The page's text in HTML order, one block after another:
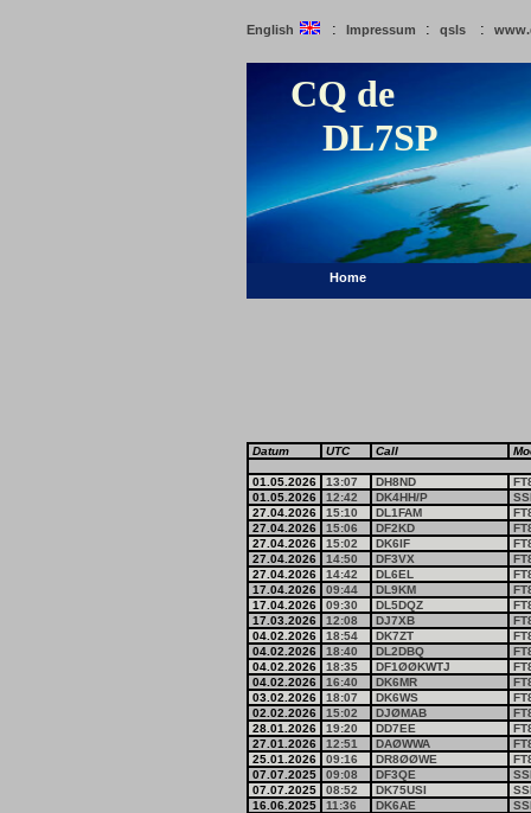
English : Impressum : qsls :
CQ de
DL7SP
Home
Datum UTC Call
01.05.2026 13:07 DH8ND
01.05.2026
12:42 DK4HH/P
27.04.2026
15:10 DL1FAM
27.04.2026
15:06 DF2KD
27.04.2026
15:02 DK6IF
27.04.2026
14:50 DF3VX
27.04.2026
14:42 DL6EL
17.04.2026
09:44 DL9KM
17.04.2026
09:30 DL5DQZ
17.03.2026
12:08 DJ7XB
04.02.2026
18:54 DK7ZT
04.02.2026
18:40 DL2DBQ
04.02.2026
18:35 DF1ØØKWTJ
04.02.2026
16:40 DK6MR
03.02.2026
18:07 DK6WS
02.02.2026
15:02 DJØMAB
28.01.2026
19:20 DD7EE
27.01.2026
12:51 DAØWWA
25.01.2026
09:16 DR8ØØWE
07.07.2025
09:08 DF3QE
07.07.2025
08:52 DK75USI
16.06.2025
11:36 DK6AE